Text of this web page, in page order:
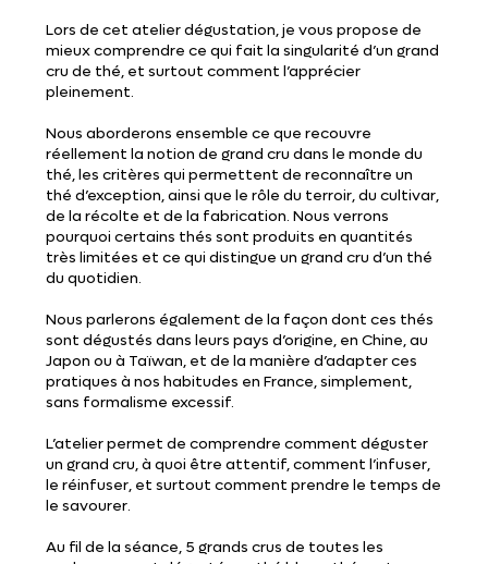
Lors de cet atelier dégustation, je vous propose de
mieux comprendre ce qui fait la singularité d’un grand
cru de thé, et surtout comment l’apprécier
pleinement.
Nous aborderons ensemble ce que recouvre
réellement la notion de grand cru dans le monde du
thé, les critères qui permettent de reconnaître un
thé d’exception, ainsi que le rôle du terroir, du cultivar,
de la récolte et de la fabrication. Nous verrons
pourquoi certains thés sont produits en quantités
très limitées et ce qui distingue un grand cru d’un thé
du quotidien.
Nous parlerons également de la façon dont ces thés
sont dégustés dans leurs pays d’origine, en Chine, au
Japon ou à Taïwan, et de la manière d’adapter ces
pratiques à nos habitudes en France, simplement,
sans formalisme excessif.
L’atelier permet de comprendre comment déguster
un grand cru, à quoi être attentif, comment l’infuser,
le réinfuser, et surtout comment prendre le temps de
le savourer.
Au fil de la séance, 5 grands crus de toutes les